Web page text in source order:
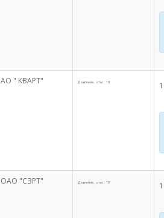
АО " КВАРТ" Давление, атм.: 10
ОАО "СЗРТ" Давление, атм.: 10